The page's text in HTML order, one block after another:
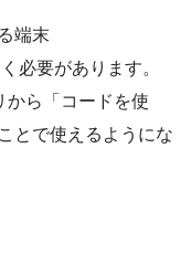
端末
必要があります。
から「コードを使
とで使えるようにな